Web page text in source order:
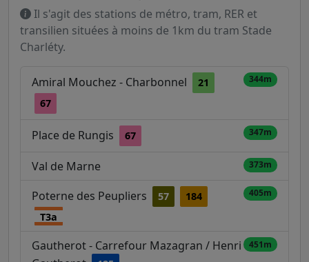
Il s'agit des stations de métro, tram, RER et
transilien situées à moins de 1km du tram Stade
Charléty.
Amiral Mouchez - Charbonnel
21
67
344m
Place de Rungis 67 347m
Val de Marne 373m
Poterne des Peupliers 57
184
T3a
405m
Gautherot - Carrefour Mazagran / Henri
451m